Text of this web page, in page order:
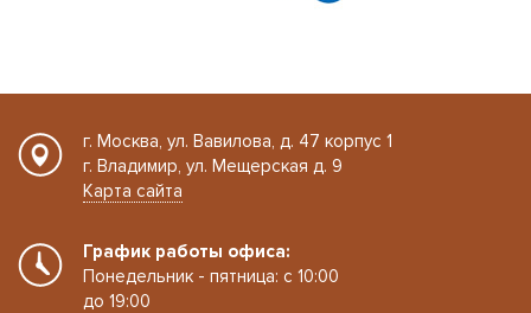
г. Москва, ул. Вавилова, д. 47 корпус 1
г. Владимир, ул. Мещерская д. 9
Карта сайта
График работы офиса:
Понедельник - пятница: с 10:00
до 19:00